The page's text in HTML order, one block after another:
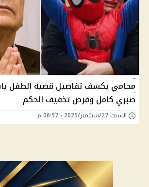
محامي يكشف تفاصيل قضية الطفل
صبري كامل وفرص تخفيف الحكم
السبت 27/سبتمبر/2025 - 06:57 م